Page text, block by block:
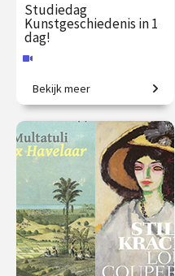
Studiedag
Kunstgeschiedenis in 1
dag!
Uitdagende expeditie van
Grieken tot moderne kunst.
€ 65.00
vanaf 13
aug.
Online
Bekijk meer